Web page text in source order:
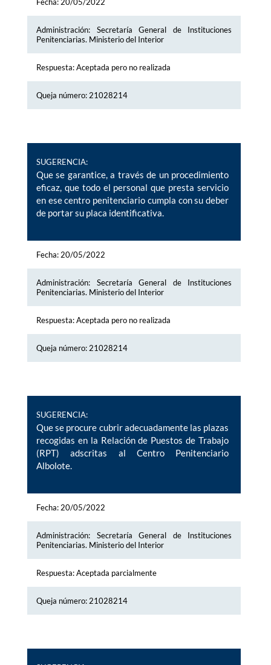
Administración: Secretaría General de Instituciones
Penitenciarias. Ministerio del Interior
Respuesta: Aceptada pero no realizada
Queja número: 21028214
SUGERENCIA:
Que se garantice, a través de un procedimiento
eficaz, que todo el personal que presta servicio
en ese centro penitenciario cumpla con su deber
de portar su placa identificativa.
Fecha: 20/05/2022
Administración: Secretaría General de Instituciones
Penitenciarias. Ministerio del Interior
Respuesta: Aceptada pero no realizada
Queja número: 21028214
SUGERENCIA:
Que se procure cubrir adecuadamente las plazas
recogidas en la Relación de Puestos de Trabajo
(RPT) adscritas al Centro Penitenciario
Albolote.
Fecha: 20/05/2022
Administración: Secretaría General de Instituciones
Penitenciarias. Ministerio del Interior
Respuesta: Aceptada parcialmente
Queja número: 21028214